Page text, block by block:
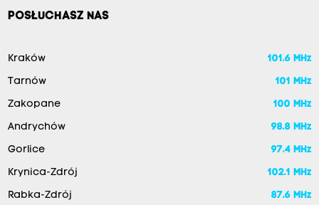
POSŁUCHASZ NAS
Kraków 101.6 MHz
Tarnów 101 MHz
Zakopane 100 MHz
Andrychów 98.8 MHz
Gorlice 97.4 MHz
Krynica-Zdrój 102.1 MHz
Rabka-Zdrój 87.6 MHz